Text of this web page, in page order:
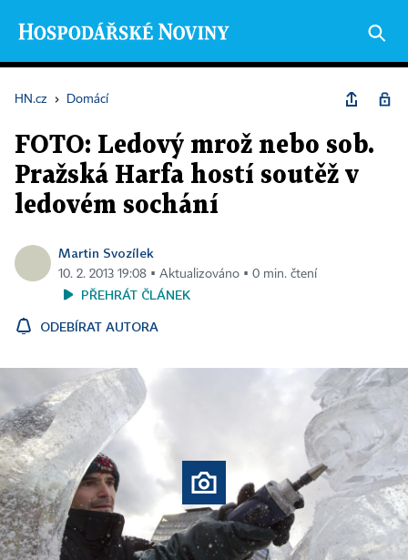
HN.cz › Domácí
FOTO: Ledový mrož nebo sob.
Pražská Harfa hostí soutěž v
ledovém sochání
Martin Svozílek
10. 2. 2013 19:08 ▪ Aktualizováno ▪ 0 min. čtení
PŘEHRÁT ČLÁNEK
ODEBÍRAT AUTORA